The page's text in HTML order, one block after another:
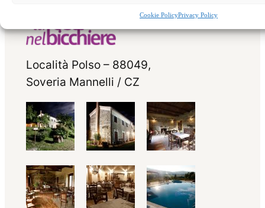
Cookie PolicyPrivacy Policy
Località Polso – 88049,
Soveria Mannelli / CZ